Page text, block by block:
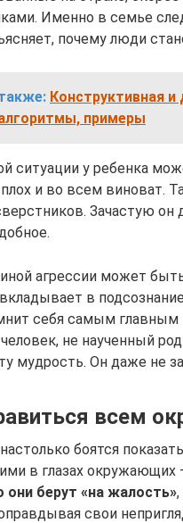
Именно в семье
почему люди
Конструктивная и
примеры
ситуации у ребенка
и во всем виноват.
Зачастую
агрессии может
в
себя самым главным
не наученный
мудрость. Он даже не
всем
боятся
в глазах окружающих
они берут «на жалость»
свои